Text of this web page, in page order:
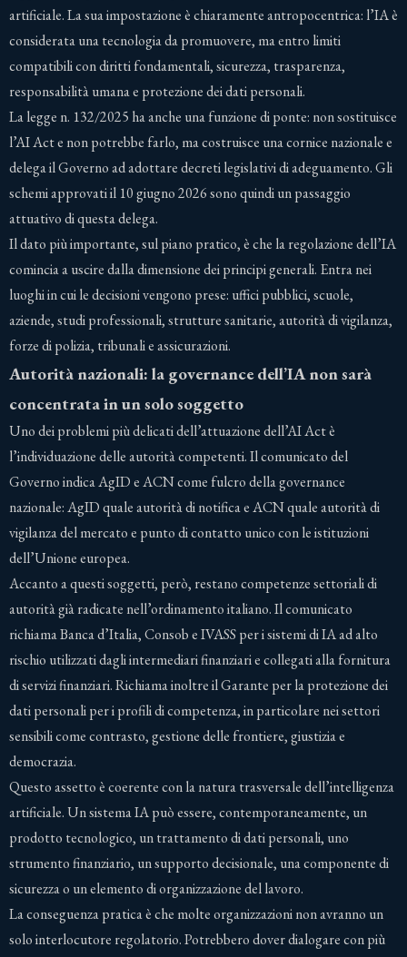
artificiale. La sua impostazione è chiaramente antropocentrica: l’IA è
considerata una tecnologia da promuovere, ma entro limiti
compatibili con diritti fondamentali, sicurezza, trasparenza,
responsabilità umana e protezione dei dati personali.
La legge n. 132/2025 ha anche una funzione di ponte: non sostituisce
l’AI Act e non potrebbe farlo, ma costruisce una cornice nazionale e
delega il Governo ad adottare decreti legislativi di adeguamento. Gli
schemi approvati il 10 giugno 2026 sono quindi un passaggio
attuativo di questa delega.
Il dato più importante, sul piano pratico, è che la regolazione dell’IA
comincia a uscire dalla dimensione dei principi generali. Entra nei
luoghi in cui le decisioni vengono prese: uffici pubblici, scuole,
aziende, studi professionali, strutture sanitarie, autorità di vigilanza,
forze di polizia, tribunali e assicurazioni.
Autorità nazionali: la governance dell’IA non sarà
concentrata in un solo soggetto
Uno dei problemi più delicati dell’attuazione dell’AI Act è
l’individuazione delle autorità competenti. Il comunicato del
Governo indica AgID e ACN come fulcro della governance
nazionale: AgID quale autorità di notifica e ACN quale autorità di
vigilanza del mercato e punto di contatto unico con le istituzioni
dell’Unione europea.
Accanto a questi soggetti, però, restano competenze settoriali di
autorità già radicate nell’ordinamento italiano. Il comunicato
richiama Banca d’Italia, Consob e IVASS per i sistemi di IA ad alto
rischio utilizzati dagli intermediari finanziari e collegati alla fornitura
di servizi finanziari. Richiama inoltre il Garante per la protezione dei
dati personali per i profili di competenza, in particolare nei settori
sensibili come contrasto, gestione delle frontiere, giustizia e
democrazia.
Questo assetto è coerente con la natura trasversale dell’intelligenza
artificiale. Un sistema IA può essere, contemporaneamente, un
prodotto tecnologico, un trattamento di dati personali, uno
strumento finanziario, un supporto decisionale, una componente di
sicurezza o un elemento di organizzazione del lavoro.
La conseguenza pratica è che molte organizzazioni non avranno un
solo interlocutore regolatorio. Potrebbero dover dialogare con più